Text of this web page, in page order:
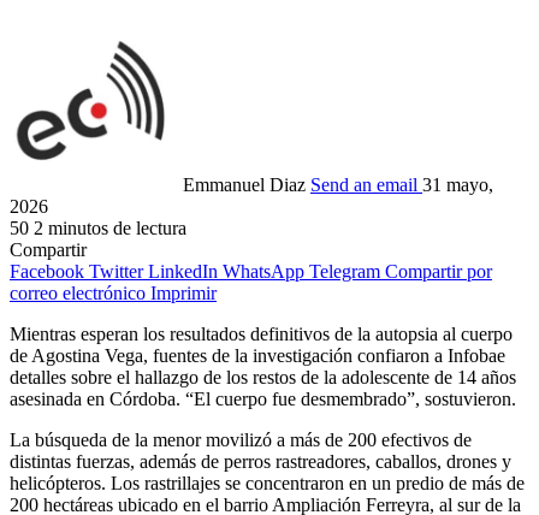
Emmanuel Diaz Send an email 31 mayo,
2026
50 2 minutos de lectura
Compartir
Facebook Twitter LinkedIn WhatsApp Telegram Compartir por
correo electrónico Imprimir
Mientras esperan los resultados definitivos de la autopsia al cuerpo
de Agostina Vega, fuentes de la investigación confiaron a Infobae
detalles sobre el hallazgo de los restos de la adolescente de 14 años
asesinada en Córdoba. “El cuerpo fue desmembrado”, sostuvieron.
La búsqueda de la menor movilizó a más de 200 efectivos de
distintas fuerzas, además de perros rastreadores, caballos, drones y
helicópteros. Los rastrillajes se concentraron en un predio de más de
200 hectáreas ubicado en el barrio Ampliación Ferreyra, al sur de la